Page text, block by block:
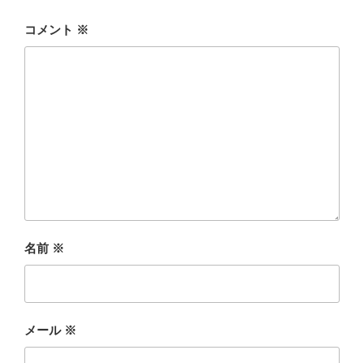
コメント ※
名前 ※
メール ※